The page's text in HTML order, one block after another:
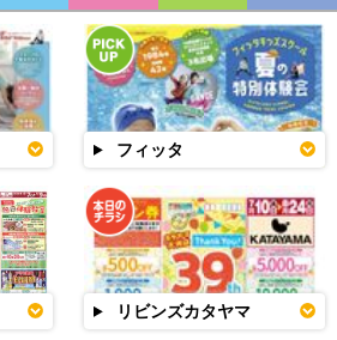
フィッタ
リビンズカタヤマ